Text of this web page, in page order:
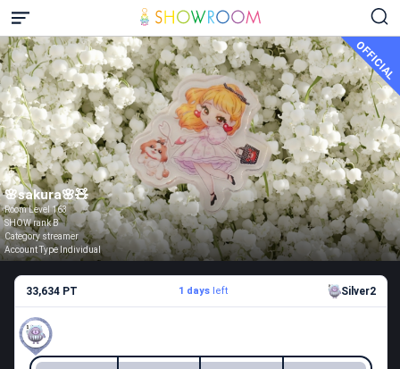
OFFICIAL
🌸sakura🌸🧸
Room Level 163
SHOW rank B
Category streamer
Account Type Individual
33,634 PT 1 daysleft Silver2